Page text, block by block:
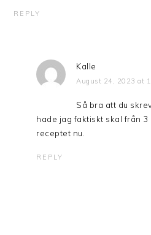
REPLY
Kalle
August 24, 2023 at
Så bra att du
hade jag faktiskt skal från
receptet nu.
REPLY